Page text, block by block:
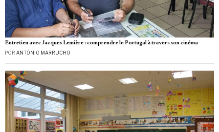
Entretien avec Jacques Lemière : comprendre le Portugal à travers son cinéma
POR ANTÓNIO MARRUCHO